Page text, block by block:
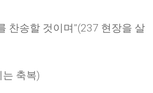
찬송할 것이며”(237 현장을 살
축복)